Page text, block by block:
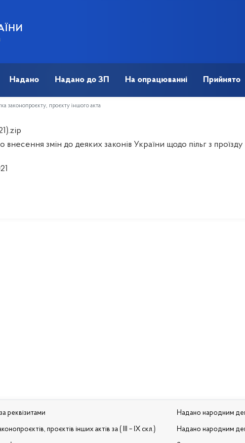
Надано Надано до ЗП На опрацюванні Прийнято
законопроєкту, проєкту іншого акта
змін до деяких законів України щодо пільг з проїзду
реквізитами
проєктів інших актів за ( III – IX скл.)
Надано народним
Надано народним